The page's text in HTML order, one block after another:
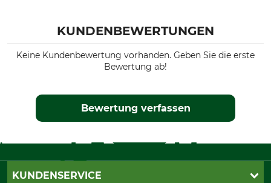
KUNDENBEWERTUNGEN
Keine Kundenbewertung vorhanden. Geben Sie die erste
Bewertung ab!
Bewertung verfassen
KUNDENSERVICE